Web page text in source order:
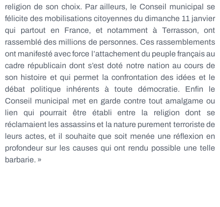
religion de son choix. Par ailleurs, le Conseil municipal se
félicite des mobilisations citoyennes du dimanche 11 janvier
qui partout en France, et notamment à Terrasson, ont
rassemblé des millions de personnes. Ces rassemblements
ont manifesté avec force l’attachement du peuple français au
cadre républicain dont s’est doté notre nation au cours de
son histoire et qui permet la confrontation des idées et le
débat politique inhérents à toute démocratie. Enfin le
Conseil municipal met en garde contre tout amalgame ou
lien qui pourrait être établi entre la religion dont se
réclamaient les assassins et la nature purement terroriste de
leurs actes, et il souhaite que soit menée une réflexion en
profondeur sur les causes qui ont rendu possible une telle
barbarie. »